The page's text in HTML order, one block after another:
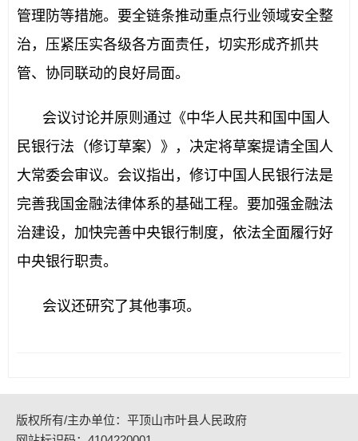
管理防等措施。要全链条推动重点行业领域安全整
治，压紧压实各级各方面责任，切实形成齐抓共
管、协同联动的良好局面。
会议讨论并原则通过《中华人民共和国中国人
民银行法（修订草案）》，决定将草案提请全国人
大常委会审议。会议指出，修订中国人民银行法是
完善我国金融法律体系的基础工程。要加强金融法
治建设，加快完善中央银行制度，依法全面履行好
中央银行职责。
会议还研究了其他事项。
版权所有/主办单位：平顶山市叶县人民政府